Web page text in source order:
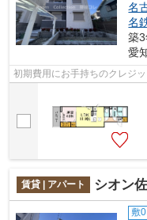
名
名
築
愛
初期費用にお手持ちのクレジ
賃貸 | アパート シオン
敷0